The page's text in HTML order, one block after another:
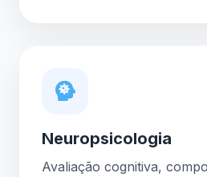
Neuropsicologia
Avaliação cognitiva,